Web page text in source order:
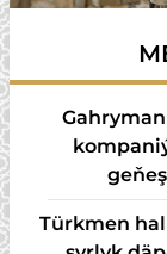
Türk­men